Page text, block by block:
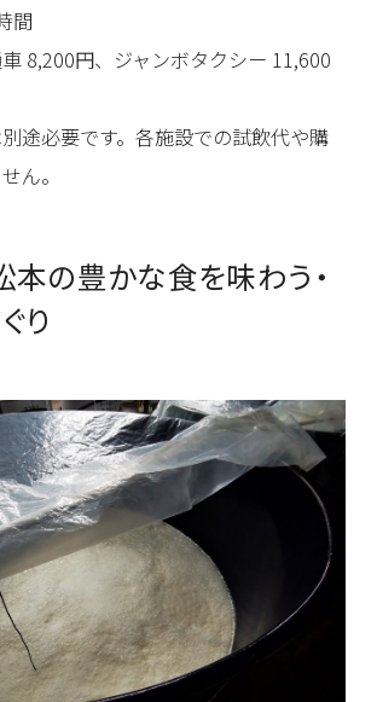
間
8,200円、ジャンボタクシー 11,600
途必要です。各施設での試飲代や購
ん。
本の豊かな食を味わう・
り